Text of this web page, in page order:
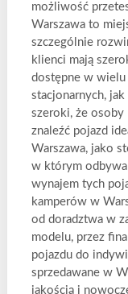
możliwość
Warszawa to
szczególnie
klienci mają
dostępne w wielu
stacjonarnych,
szeroki, że osoby
znaleźć pojazd
Warszawa, jako
w którym odbywa
wynajem tych
kamperów w
od doradztwa w
modelu, przez
pojazdu do
sprzedawane w
jakością i